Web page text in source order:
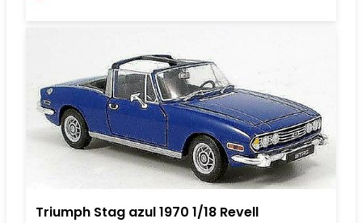
Triumph Stag azul 1970 1/18 Revell